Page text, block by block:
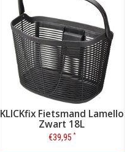
KLICKfix Fietsmand Lamello
Zwart 18L
€39,95 *